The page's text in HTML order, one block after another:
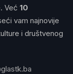
Već 10
vam najnovije
i društvenog